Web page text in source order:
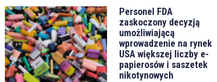
Personel FDA
zaskoczony decyzją
umożliwiającą
wprowadzenie na rynek
USA większej liczby e-
papierosów i saszetek
nikotynowych